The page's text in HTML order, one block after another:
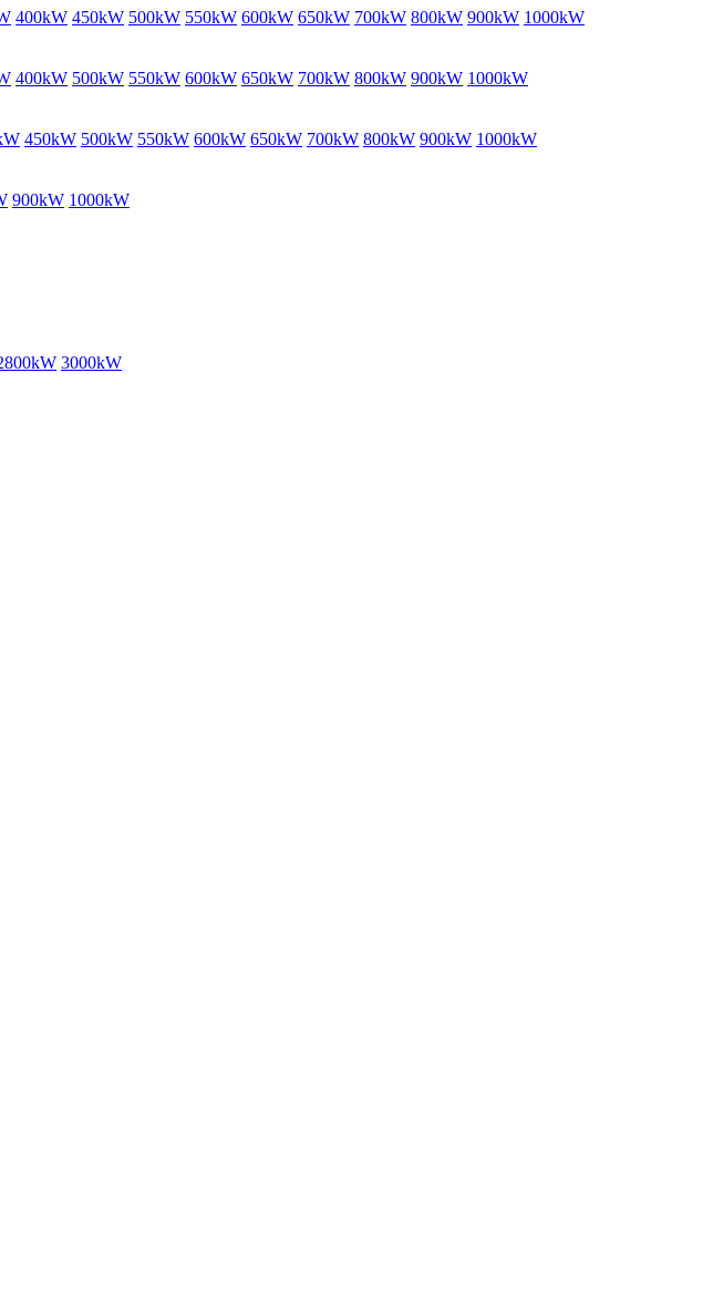
400kW 450kW 500kW 550kW 600kW 650kW 700kW 800kW 900kW 1000kW
400kW 500kW 550kW 600kW 650kW 700kW 800kW 900kW 1000kW
450kW 500kW 550kW 600kW 650kW 700kW 800kW 900kW 1000kW
900kW 1000kW
3000kW